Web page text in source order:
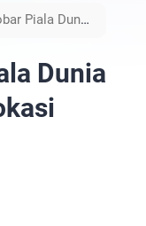
Piala Dunia
Dunia